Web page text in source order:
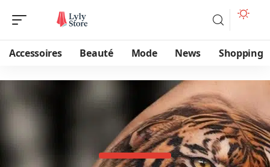
Accessoires Beauté Mode News Shopping